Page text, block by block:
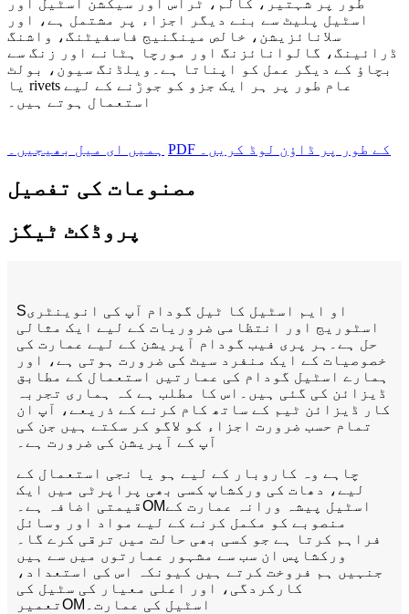
اسٹیل پلیٹ سے بنے دیگر اجزاء پر مشتمل ہے، اور
سلانائزیشن، خالص مینگنیج فاسفیٹنگ، واشنگ
ڈرائینگ، گالوانائزنگ اور مورچا ہٹانے اور زنگ سے
بچاؤ کے دیگر عمل کو اپناتا ہے۔ویلڈنگ سیون، بولٹ
یا rivets عام طور پر ہر ایک جزو کو جوڑنے کے لیے
استعمال ہوتے ہیں۔
ہمیں ای میل بھیجیں۔ PDF کے طور پر ڈاؤن لوڈ کریں۔
مصنوعات کی تفصیل
پروڈکٹ ٹیگز
Sاو ایم اسٹیل کا ٹیل گودام آپ کی انوینٹری
اسٹوریج اور انتظامی ضروریات کے لیے ایک مثالی
حل ہے۔ہر پری فیب گودام آپریشن کے لیے عمارت کی
خصوصیات کے ایک منفرد سیٹ کی ضرورت ہوتی ہے، اور
ہمارے اسٹیل گودام کی عمارتیں استعمال کے مطابق
ڈیزائن کی گئی ہیں۔اس کا مطلب ہے کہ ہماری تجربہ
کار ڈیزائن ٹیم کے ساتھ کام کرنے کے ذریعے، آپ ان
تمام حسب ضرورت اجزاء کو لاگو کر سکتے ہیں جن کی
آپ کے آپریشن کی ضرورت ہے۔
چاہے وہ کاروبار کے لیے ہو یا نجی استعمال کے
لیے، دھات کی ورکشاپ کسی بھی پراپرٹی میں ایک
قیمتی اضافہ ہے۔OMاسٹیل پیشہ ورانہ عمارت کے
منصوبے کو مکمل کرنے کے لیے مواد اور وسائل
فراہم کرتا ہے جو کسی بھی حالت میں ترقی کرے گا۔
ورکشاپس ان سب سے مشہور عمارتوں میں سے ہیں
جنہیں ہم فروخت کرتے ہیں کیونکہ اس کی استعداد،
کارکردگی، اور اعلی معیار کی سٹیل کی
تعمیرOM اسٹیل کی عمارت۔